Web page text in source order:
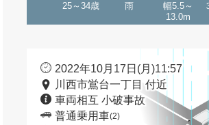
25～34歳 雨
幅5.5～
13.0m
2022年10月17日(月)11:57
川西市鴬台一丁目 付近
車両相互 小破事故
普通乗用車(2)